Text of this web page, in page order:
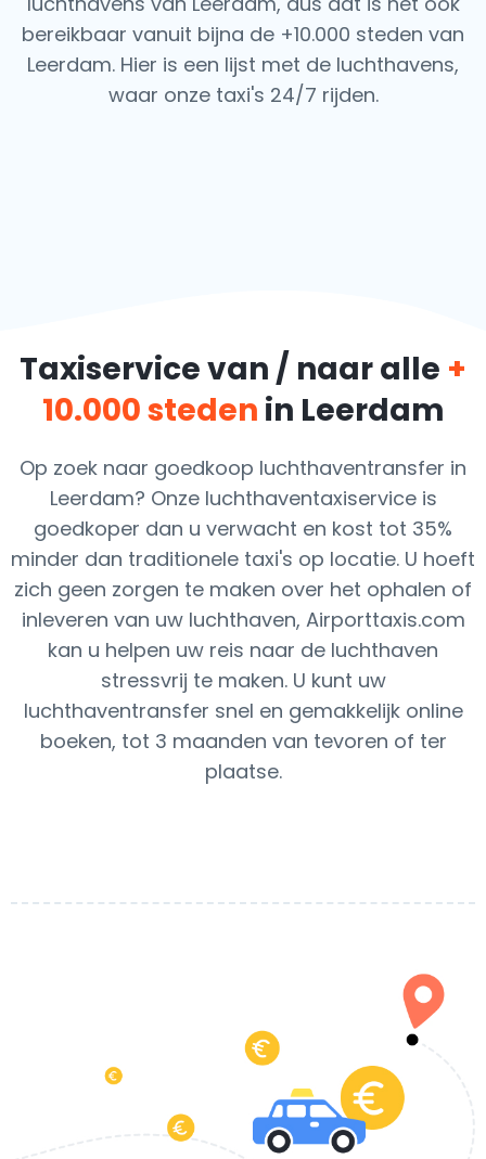
bereikbaar vanuit bijna de +10.000 steden van
Leerdam. Hier is een lijst met de luchthavens,
waar onze taxi's 24/7 rijden.
Taxiservice van / naar alle +
10.000 steden in Leerdam
Op zoek naar goedkoop luchthaventransfer in
Leerdam? Onze luchthaventaxiservice is
goedkoper dan u verwacht en kost tot 35%
minder dan traditionele taxi's op locatie. U hoeft
zich geen zorgen te maken over het ophalen of
inleveren van uw luchthaven, Airporttaxis.com
kan u helpen uw reis naar de luchthaven
stressvrij te maken. U kunt uw
luchthaventransfer snel en gemakkelijk online
boeken, tot 3 maanden van tevoren of ter
plaatse.